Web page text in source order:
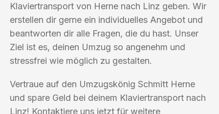
Klaviertransport von Herne nach Linz geben. Wir
erstellen dir gerne ein individuelles Angebot und
beantworten dir alle Fragen, die du hast. Unser
Ziel ist es, deinen Umzug so angenehm und
stressfrei wie möglich zu gestalten.
Vertraue auf den Umzugskönig Schmitt Herne
und spare Geld bei deinem Klaviertransport nach
Linz! Kontaktiere uns jetzt für weitere